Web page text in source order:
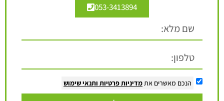
053-3413894
הנכם מאשרים אתמדיניות פרטיות ותנאי שימוש